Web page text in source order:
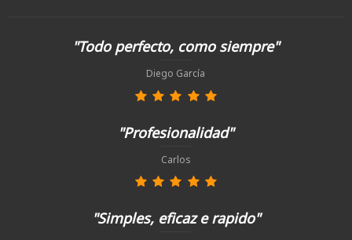
"Todo perfecto, como siempre"
Diego García
"Profesionalidad"
Carlos
"Simples, eficaz e rapido"